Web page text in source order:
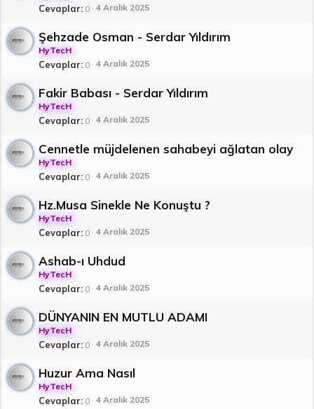
Cevaplar 0 4 Aralık 2025
Şehzade Osman - Serdar Yıldırım
HyTecH
Cevaplar 0 4 Aralık 2025
Fakir Babası - Serdar Yıldırım
HyTecH
Cevaplar 0 4 Aralık 2025
Cennetle müjdelenen sahabeyi ağlatan olay
HyTecH
Cevaplar 0 4 Aralık 2025
Hz.Musa Sinekle Ne Konuştu ?
HyTecH
Cevaplar 0 4 Aralık 2025
Ashab-ı Uhdud
HyTecH
Cevaplar 0 4 Aralık 2025
DÜNYANIN EN MUTLU ADAMI
HyTecH
Cevaplar 0 4 Aralık 2025
Huzur Ama Nasıl
HyTecH
Cevaplar 0 4 Aralık 2025